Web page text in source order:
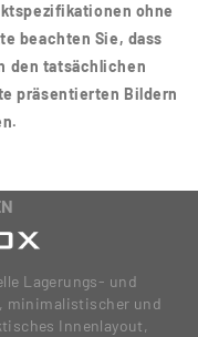
ohne
beachten Sie, dass
den tatsächlichen
präsentierten Bildern
Lagerungs- und
minimalistischer und
Innenlayout,